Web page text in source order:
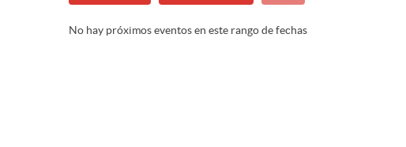
No hay próximos eventos en este rango de fechas